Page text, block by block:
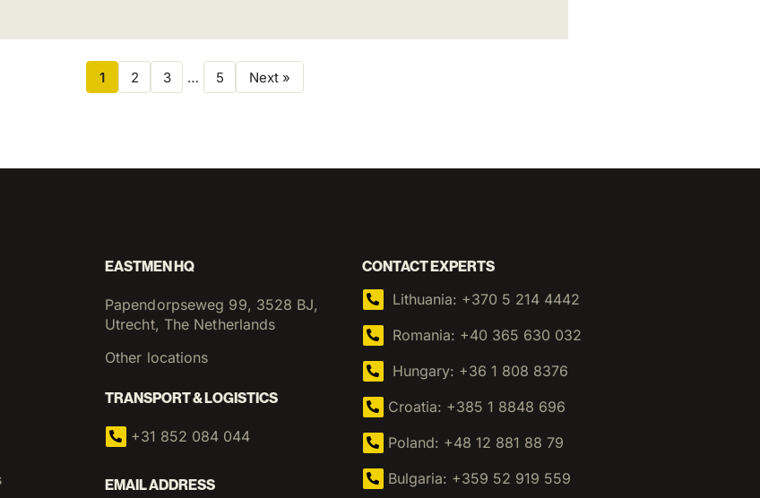
1 2 3 … 5 Next »
EASTMEN HQ
Papendorpseweg 99, 3528 BJ,
Utrecht, The Netherlands
Other locations
TRANSPORT & LOGISTICS
+31 852 084 044
EMAIL ADDRESS
CONTACT EXPERTS
Lithuania: +370 5 214 4442
Romania: +40 365 630 032
Hungary: +36 1 808 8376
Croatia: +385 1 8848 696
Poland: +48 12 881 88 79
Bulgaria: +359 52 919 559